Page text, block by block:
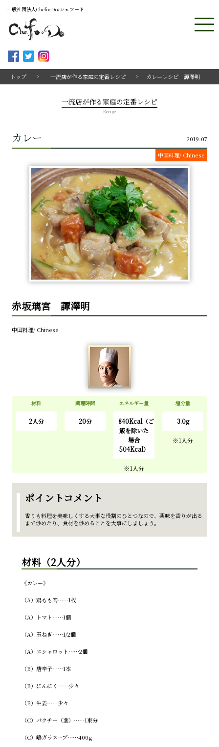
一般社団法人ChefooDo/シェフード
トップ 一流店が作る家庭の定番レシピ カレーレシピ 譚澤明
一流店が作る家庭の定番レシピ
Recipe
カレー 2019.07
中国料理/ Chinese
赤坂璃宮 譚澤明
中国料理/ Chinese
材料
2人分
調理時間
20分
エネルギー量
840Kcal（ご
飯を除いた
場合
504Kcal）
塩分量
3.0g
ポイントコメント
香りも料理を美味しくする大事な役割のひとつなので、薬味を香りが出る
まで炒めたり、食材を炒めることを大事にしましょう。
材料（2人分）
《カレー》
（A）鶏もも肉……1枚
（A）トマト……1個
（A）玉ねぎ……1/2個
（A）エシャロット……2個
（B）唐辛子……1本
（B）にんにく……少々
（B）生姜……少々
（C）パクチー（茎）……1束分
（C）鶏ガラスープ……400g